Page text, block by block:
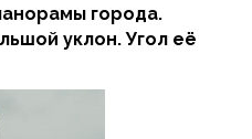
города.
уклон. Угол её